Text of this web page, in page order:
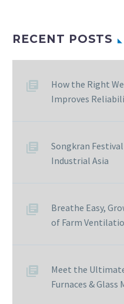
RECENT POSTS
How the Right
Improves
Songkran
Industrial Asia
Breathe Easy,
of Farm
Meet the
Furnaces & Glass